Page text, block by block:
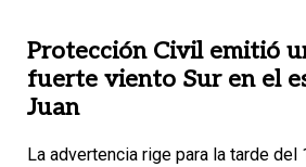
Protección Civil emitió
fuerte viento Sur en el
Juan
La advertencia rige para la tarde del